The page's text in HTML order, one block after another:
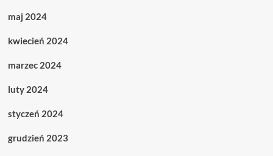
maj 2024
kwiecień 2024
marzec 2024
luty 2024
styczeń 2024
grudzień 2023